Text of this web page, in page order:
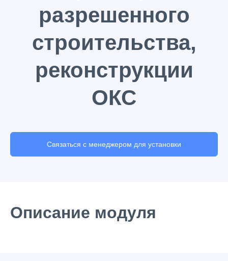
разрешенного
строительства,
реконструкции
ОКС
Связаться с менеджером для установки
Описание модуля